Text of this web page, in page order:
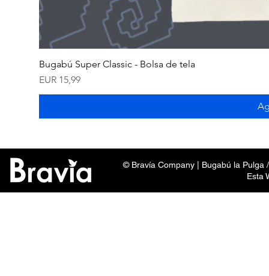
Bugabú Super Classic - Bolsa de tela
Precio
EUR 15,99
© Bravía Company | Bugabú la
Esta